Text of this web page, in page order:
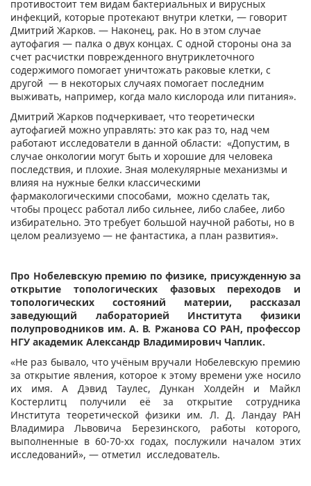
противостоит тем видам бактериальных и вирусных
инфекций, которые протекают внутри клетки, — говорит
Дмитрий Жарков. — Наконец, рак. Но в этом случае
аутофагия — палка о двух концах. С одной стороны она за
счет расчистки поврежденного внутриклеточного
содержимого помогает уничтожать раковые клетки, с
другой — в некоторых случаях помогает последним
выживать, например, когда мало кислорода или питания».
Дмитрий Жарков подчеркивает, что теоретически
аутофагией можно управлять: это как раз то, над чем
работают исследователи в данной области: «Допустим, в
случае онкологии могут быть и хорошие для человека
последствия, и плохие. Зная молекулярные механизмы и
влияя на нужные белки классическими
фармакологическими способами, можно сделать так,
чтобы процесс работал либо сильнее, либо слабее, либо
избирательно. Это требует большой научной работы, но в
целом реализуемо — не фантастика, а план развития».
Про Нобелевскую премию по физике, присужденную за
открытие топологических фазовых переходов и
топологических состояний материи, рассказал
заведующий лабораторией Института физики
полупроводников им. А. В. Ржанова СО РАН, профессор
НГУ академик Александр Владимирович Чаплик.
«Не раз бывало, что учёным вручали Нобелевскую премию
за открытие явления, которое к этому времени уже носило
их имя. А Дэвид Таулес, Дункан Холдейн и Майкл
Костерлитц получили её за открытие сотрудника
Института теоретической физики им. Л. Д. Ландау РАН
Владимира Львовича Березинского, работы которого,
выполненные в 60-70-хх годах, послужили началом этих
исследований», — отметил исследователь.